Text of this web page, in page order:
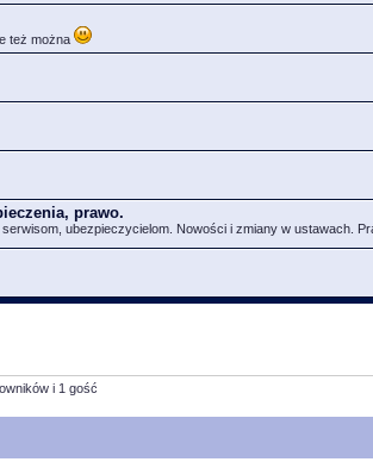
też można
prawo.
ubezpieczycielom. Nowości i zmiany w ustawach.
i 1 gość